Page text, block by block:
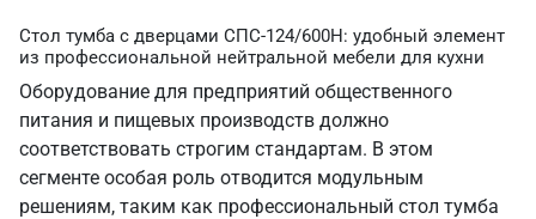
Стол тумба с дверцами СПС-124/600Н: удобный элемент
из профессиональной нейтральной мебели для кухни
Оборудование для предприятий общественного
питания и пищевых производств должно
соответствовать строгим стандартам. В этом
сегменте особая роль отводится модульным
решениям, таким как профессиональный стол тумба